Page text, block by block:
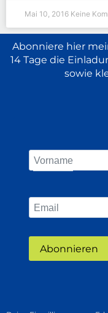
Mai 10, 2016 Keine
Abonniere hier
14 Tage die
sowie
Abonnieren